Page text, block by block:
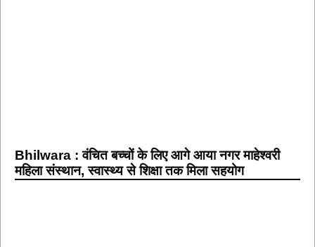
Bhilwara : वंचित बच्चों के लिए आगे आया नगर माहेश्वरी
महिला संस्थान, स्वास्थ्य से शिक्षा तक मिला सहयोग